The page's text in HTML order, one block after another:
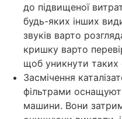
до підвищеної
будь-яких інших
звуків варто
кришку варто
щоб уникнути таких
Засмічення
фільтрами
машини. Вони